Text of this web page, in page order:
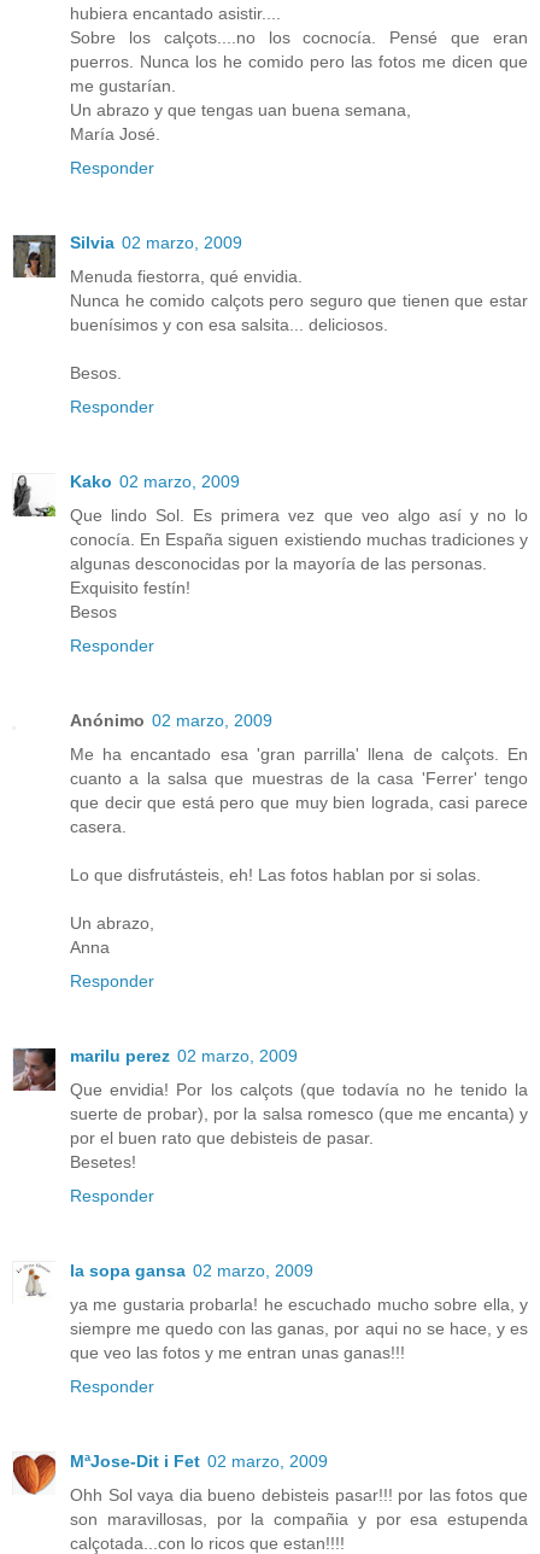
hubiera encantado asistir....
Sobre los calçots....no los cocnocía. Pensé que eran
puerros. Nunca los he comido pero las fotos me dicen que
me gustarían.
Un abrazo y que tengas uan buena semana,
María José.
Responder
Silvia 02 marzo, 2009
Menuda fiestorra, qué envidia.
Nunca he comido calçots pero seguro que tienen que estar
buenísimos y con esa salsita... deliciosos.
Besos.
Responder
Kako 02 marzo, 2009
Que lindo Sol. Es primera vez que veo algo así y no lo
conocía. En España siguen existiendo muchas tradiciones y
algunas desconocidas por la mayoría de las personas.
Exquisito festín!
Besos
Responder
Anónimo 02 marzo, 2009
Me ha encantado esa 'gran parrilla' llena de calçots. En
cuanto a la salsa que muestras de la casa 'Ferrer' tengo
que decir que está pero que muy bien lograda, casi parece
casera.
Lo que disfrutásteis, eh! Las fotos hablan por si solas.
Un abrazo,
Anna
Responder
marilu perez 02 marzo, 2009
Que envidia! Por los calçots (que todavía no he tenido la
suerte de probar), por la salsa romesco (que me encanta) y
por el buen rato que debisteis de pasar.
Besetes!
Responder
la sopa gansa 02 marzo, 2009
ya me gustaria probarla! he escuchado mucho sobre ella, y
siempre me quedo con las ganas, por aqui no se hace, y es
que veo las fotos y me entran unas ganas!!!
Responder
MªJose-Dit i Fet 02 marzo, 2009
Ohh Sol vaya dia bueno debisteis pasar!!! por las fotos que
son maravillosas, por la compañia y por esa estupenda
calçotada...con lo ricos que estan!!!!